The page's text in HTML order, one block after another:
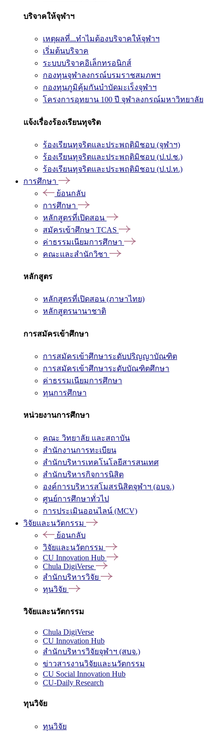
บริจาคให้จุฬาฯ
เหตุผลที่...ทำไมต้องบริจาคให้จุฬาฯ
เริ่มต้นบริจาค
ระบบบริจาคอิเล็กทรอนิกส์
กองทุนจุฬาลงกรณ์บรมราชสมภพฯ
กองทุนภูมิคุ้มกันบำบัดมะเร็งจุฬาฯ
โครงการอุทยาน 100 ปี จุฬาลงกรณ์มหาวิทยาลัย
แจ้งเรื่องร้องเรียนทุจริต
ร้องเรียนทุจริตและประพฤติมิชอบ (จุฬาฯ)
ร้องเรียนทุจริตและประพฤติมิชอบ (ป.ป.ช.)
ร้องเรียนทุจริตและประพฤติมิชอบ (ป.ป.ท.)
การศึกษา
ย้อนกลับ
การศึกษา
หลักสูตรที่เปิดสอน
สมัครเข้าศึกษา TCAS
ค่าธรรมเนียมการศึกษา
คณะและสำนักวิชา
หลักสูตร
หลักสูตรที่เปิดสอน (ภาษาไทย)
หลักสูตรนานาชาติ
การสมัครเข้าศึกษา
การสมัครเข้าศึกษาระดับปริญญาบัณฑิต
การสมัครเข้าศึกษาระดับบัณฑิตศึกษา
ค่าธรรมเนียมการศึกษา
ทุนการศึกษา
หน่วยงานการศึกษา
คณะ วิทยาลัย และสถาบัน
สำนักงานการทะเบียน
สำนักบริหารเทคโนโลยีสารสนเทศ
สำนักบริหารกิจการนิสิต
องค์การบริหารสโมสรนิสิตจุฬาฯ (อบจ.)
ศูนย์การศึกษาทั่วไป
การประเมินออนไลน์ (MCV)
วิจัยและนวัตกรรม
ย้อนกลับ
วิจัยและนวัตกรรม
CU Innovation Hub
Chula DigiVerse
สำนักบริหารวิจัย
ทุนวิจัย
วิจัยและนวัตกรรม
Chula DigiVerse
CU Innovation Hub
สำนักบริหารวิจัยจุฬาฯ (สบจ.)
ข่าวสารงานวิจัยและนวัตกรรม
CU Social Innovation Hub
CU-Daily Research
ทุนวิจัย
ทุนวิจัย